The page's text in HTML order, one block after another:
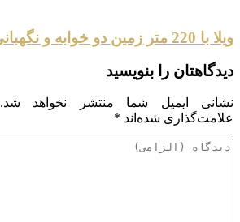
ویلا با 220 متر زمین دو خوابه و نگهبانی 24 ساعته
دیدگاهتان را بنویسید
نشانی ایمیل شما منتشر نخواهد شد.
علامت‌گذاری شده‌اند *